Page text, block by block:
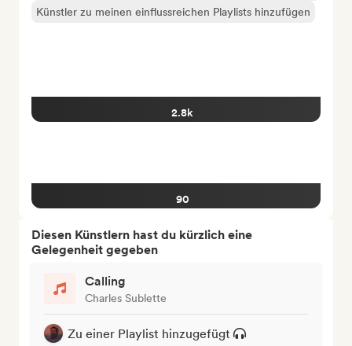
Künstler zu meinen einflussreichen Playlists hinzufügen
2.8k
90
Diesen Künstlern hast du kürzlich eine
Gelegenheit gegeben
Calling
Charles Sublette
Zu einer Playlist hinzugefügt